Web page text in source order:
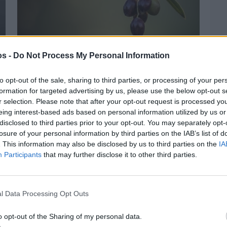
- Do Not Process My Personal Information
opt-out of the sale, sharing to third parties, or processing of your
for targeted advertising by us, please use the below opt-out
selection. Please note that after your opt-out request is processed
interest-based ads based on personal information utilized by us
to third parties prior to your opt-out. You may separately
of your personal information by third parties on the IAB’s list of
This information may also be disclosed by us to third parties on the
Participants that may further disclose it to other third parties.
Data Processing Opt Outs
opt-out of the Sharing of my personal data.
Ελαιοκομικό Μητρώο: Ξεκινά η
προετοιμασία των ελαιοπαραγωγών στη
Χίο